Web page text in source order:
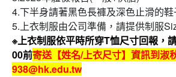
4.下半身請著黑色長褲及深色止滑的
5.上衣制服由公司準備，請提供制服
※上衣制服依平時所穿T恤尺寸回報，
00前寄送【姓名/上衣尺寸】資訊到淑
938@hk.edu.tw